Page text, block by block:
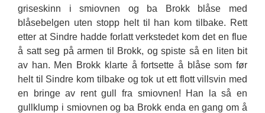
griseskinn i smiovnen og ba Brokk blåse med
blåsebelgen uten stopp helt til han kom tilbake. Rett
etter at Sindre hadde forlatt verkstedet kom det en flue
å satt seg på armen til Brokk, og spiste så en liten bit
av han. Men Brokk klarte å fortsette å blåse som før
helt til Sindre kom tilbake og tok ut ett flott villsvin med
en bringe av rent gull fra smiovnen! Han la så en
gullklump i smiovnen og ba Brokk enda en gang om å